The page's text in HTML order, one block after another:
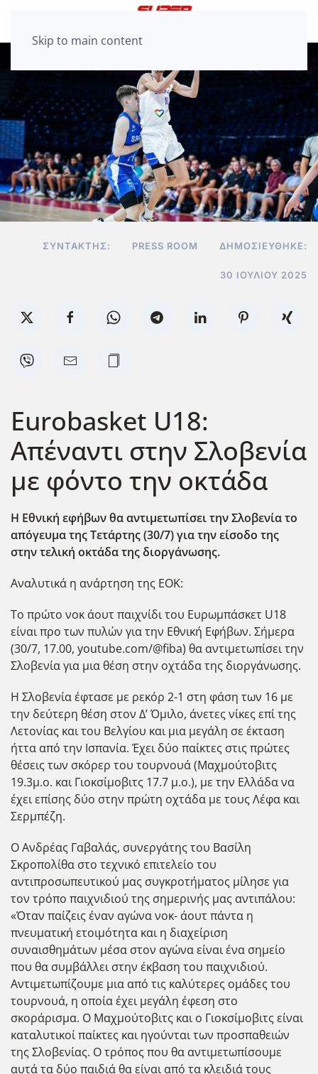
Skip to main content
ΣΥΝΤΆΚΤΗΣ: PRESS ROOM ΔΗΜΟΣΙΕΎΘΗΚΕ:
30 ΙΟΥΛΊΟΥ 2025
Eurobasket U18:
Απέναντι στην Σλοβενία
με φόντο την οκτάδα
Η Εθνική εφήβων θα αντιμετωπίσει την Σλοβενία το
απόγευμα της Τετάρτης (30/7) για την είσοδο της
στην τελική οκτάδα της διοργάνωσης.
Αναλυτικά η ανάρτηση της ΕΟΚ:
Το πρώτο νοκ άουτ παιχνίδι του Ευρωμπάσκετ U18
είναι προ των πυλών για την Εθνική Εφήβων. Σήμερα
(30/7, 17.00, youtube.com/@fiba) θα αντιμετωπίσει την
Σλοβενία για μια θέση στην οχτάδα της διοργάνωσης.
Η Σλοβενία έφτασε με ρεκόρ 2-1 στη φάση των 16 με
την δεύτερη θέση στον Δ’ Όμιλο, άνετες νίκες επί της
Λετονίας και του Βελγίου και μια μεγάλη σε έκταση
ήττα από την Ισπανία. Έχει δύο παίκτες στις πρώτες
θέσεις των σκόρερ του τουρνουά (Μαχμούτοβιτς
19.3μ.ο. και Γιοκσίμοβιτς 17.7 μ.ο.), με την Ελλάδα να
έχει επίσης δύο στην πρώτη οχτάδα με τους Λέφα και
Σερμπέζη.
Ο Ανδρέας Γαβαλάς, συνεργάτης του Βασίλη
Σκροπολίθα στο τεχνικό επιτελείο του
αντιπροσωπευτικού μας συγκροτήματος μίλησε για
τον τρόπο παιχνιδιού της σημερινής μας αντιπάλου:
«Όταν παίζεις έναν αγώνα νοκ- άουτ πάντα η
πνευματική ετοιμότητα και η διαχείριση
συναισθημάτων μέσα στον αγώνα είναι ένα σημείο
που θα συμβάλλει στην έκβαση του παιχνιδιού.
Αντιμετωπίζουμε μια από τις καλύτερες ομάδες του
τουρνουά, η οποία έχει μεγάλη έφεση στο
σκοράρισμα. Ο Μαχμούτοβιτς και ο Γιοκσίμοβιτς είναι
καταλυτικοί παίκτες και ηγούνται των προσπαθειών
της Σλοβενίας. Ο τρόπος που θα αντιμετωπίσουμε
αυτά τα δύο παιδιά θα είναι από τα κλειδιά τους